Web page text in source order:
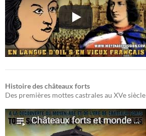
Histoire des châteaux forts
Des premières mottes castrales au XVe siècle